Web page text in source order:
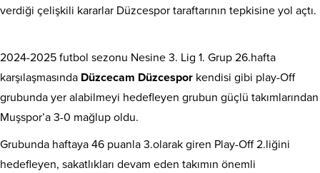
verdiği çelişkili kararlar Düzcespor taraftarının tepkisine yol açtı.
2024-2025 futbol sezonu Nesine 3. Lig 1. Grup 26.hafta
karşılaşmasında Düzcecam Düzcespor kendisi gibi play-Off
grubunda yer alabilmeyi hedefleyen grubun güçlü takımlarından
Muşspor’a 3-0 mağlup oldu.
Grubunda haftaya 46 puanla 3.olarak giren Play-Off 2.liğini
hedefleyen, sakatlıkları devam eden takımın önemli